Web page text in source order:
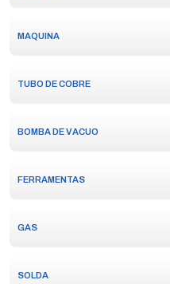
MAQUINA
TUBO DE COBRE
BOMBA DE VACUO
FERRAMENTAS
GAS
SOLDA